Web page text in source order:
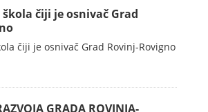
čiji je osnivač Grad
čiji je osnivač Grad Rovinj-Rovigno
GRADA ROVINJA-